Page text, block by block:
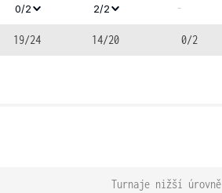
0/2 2/2 -
19/24 14/20 0/2
Turnaje nižší úrovně